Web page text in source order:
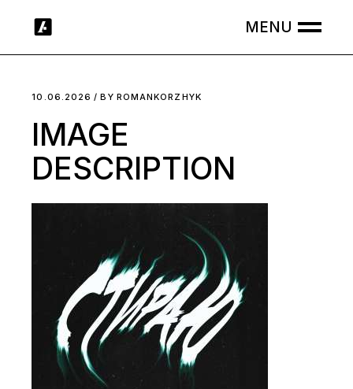
10.06.2026 BY ROMANKORZHYK
IMAGE
DESCRIPTION